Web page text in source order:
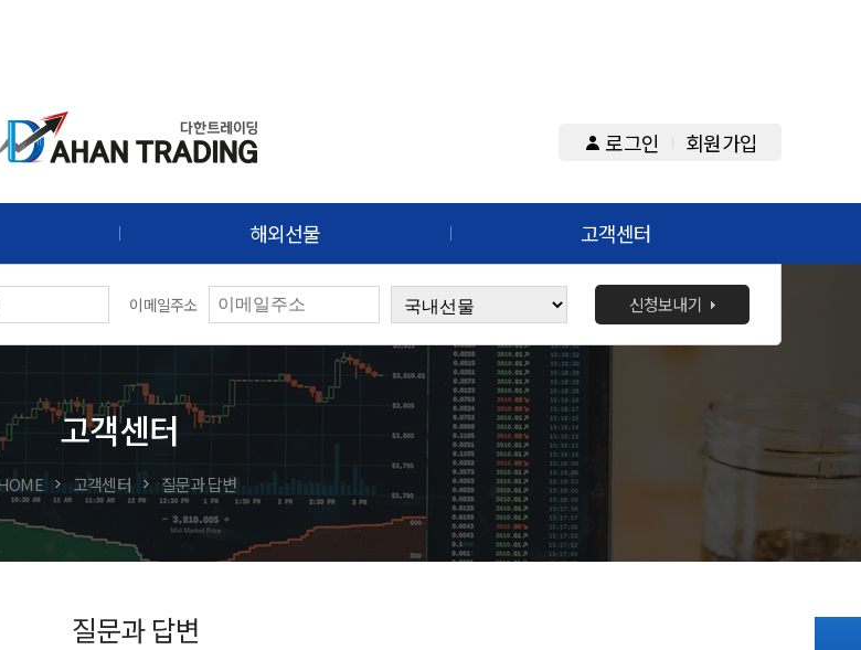
로그인 회원가입
해외선물 고객센터
이메일주소 신청보내기
고객센터
고객센터 질문과 답변
질문과 답변